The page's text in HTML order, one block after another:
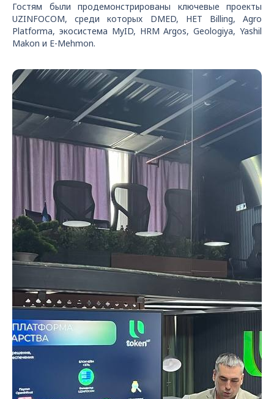
Гостям были продемонстрированы ключевые проекты
UZINFOCOM, среди которых DMED, HET Billing, Agro
Platforma, экосистема MyID, HRM Argos, Geologiya, Yashil
Makon и E-Mehmon.